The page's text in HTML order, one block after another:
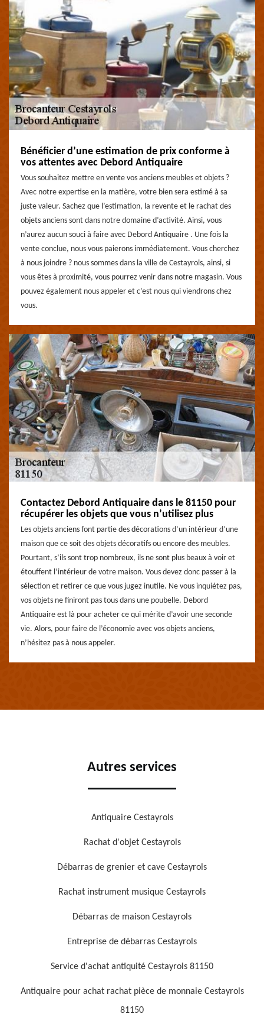
Bénéficier d’une estimation de prix conforme à
vos attentes avec Debord Antiquaire
Vous souhaitez mettre en vente vos anciens meubles et objets ?
Avec notre expertise en la matière, votre bien sera estimé à sa
juste valeur. Sachez que l’estimation, la revente et le rachat des
objets anciens sont dans notre domaine d’activité. Ainsi, vous
n’aurez aucun souci à faire avec Debord Antiquaire . Une fois la
vente conclue, nous vous paierons immédiatement. Vous cherchez
à nous joindre ? nous sommes dans la ville de Cestayrols, ainsi, si
vous êtes à proximité, vous pourrez venir dans notre magasin. Vous
pouvez également nous appeler et c’est nous qui viendrons chez
vous.
Contactez Debord Antiquaire dans le 81150 pour
récupérer les objets que vous n’utilisez plus
Les objets anciens font partie des décorations d’un intérieur d’une
maison que ce soit des objets décoratifs ou encore des meubles.
Pourtant, s’ils sont trop nombreux, ils ne sont plus beaux à voir et
étouffent l’intérieur de votre maison. Vous devez donc passer à la
sélection et retirer ce que vous jugez inutile. Ne vous inquiétez pas,
vos objets ne finiront pas tous dans une poubelle. Debord
Antiquaire est là pour acheter ce qui mérite d’avoir une seconde
vie. Alors, pour faire de l’économie avec vos objets anciens,
n’hésitez pas à nous appeler.
Autres services
Antiquaire Cestayrols
Rachat d'objet Cestayrols
Débarras de grenier et cave Cestayrols
Rachat instrument musique Cestayrols
Débarras de maison Cestayrols
Entreprise de débarras Cestayrols
Service d'achat antiquité Cestayrols 81150
Antiquaire pour achat rachat pièce de monnaie Cestayrols
81150